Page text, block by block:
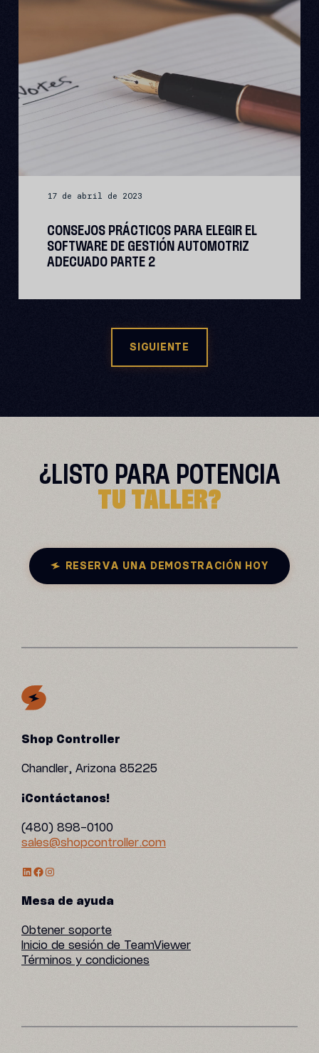
17 de abril de 2023
CONSEJOS PRÁCTICOS PARA ELEGIR EL
SOFTWARE DE GESTIÓN AUTOMOTRIZ
ADECUADO PARTE 2
SIGUIENTE
¿LISTO PARA POTENCIA
TU TALLER?
RESERVA UNA DEMOSTRACIÓN HOY
Shop Controller
Chandler, Arizona 85225
¡Contáctanos!
(480) 898-0100
sales@shopcontroller.com
Perfil de LinkedIn
Facebook
Instagram
Mesa de ayuda
Obtener soporte
Inicio de sesión de TeamViewer
Términos y condiciones